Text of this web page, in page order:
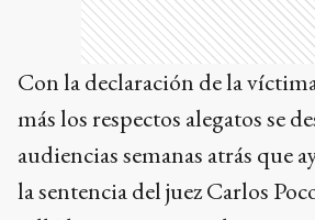
Con la declaración de la
más los respectos alegatos se
audiencias semanas atrás que
la sentencia del juez Carlos